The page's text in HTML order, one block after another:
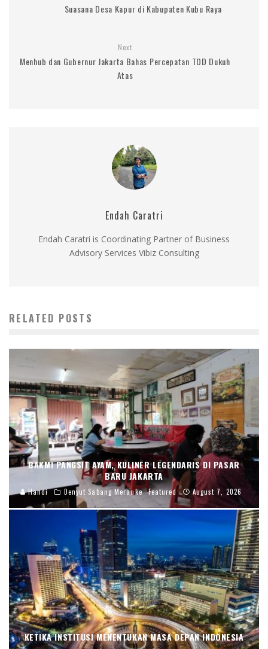
Suasana Desa Kapur di Kabupaten Kubu Raya
Next
Menhub dan Gubernur Jakarta Bahas Percepatan TOD Dukuh
Atas
Endah Caratri
Endah Caratri is Coordinating Partner of Business
Advisory Services Vibiz Consulting
RELATED POSTS
BAKMI PANGSIT AYAM, KULINER LEGENDARIS DI PASAR
BARU JAKARTA
Handi Denyut Sabang Merauke Featured August 7, 2026
KETIKA INSTITUSI MENENTUKAN MASA DEPAN INDONESIA